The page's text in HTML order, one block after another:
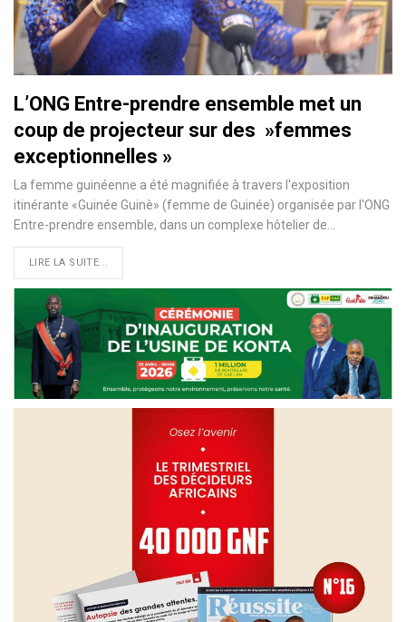
L’ONG Entre-prendre ensemble met un
coup de projecteur sur des »femmes
exceptionnelles »
La femme guinéenne a été magnifiée à travers l'exposition
itinérante «Guinée Guinè» (femme de Guinée) organisée par l'ONG
Entre-prendre ensemble, dans un complexe hôtelier de
LIRE LA SUITE...